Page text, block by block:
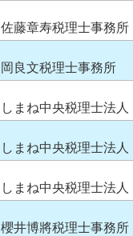
佐藤章寿税理士事務所
岡良文税理士事務所
しまね中央税理士法人
しまね中央税理士法人
しまね中央税理士法人
櫻井博將税理士事務所